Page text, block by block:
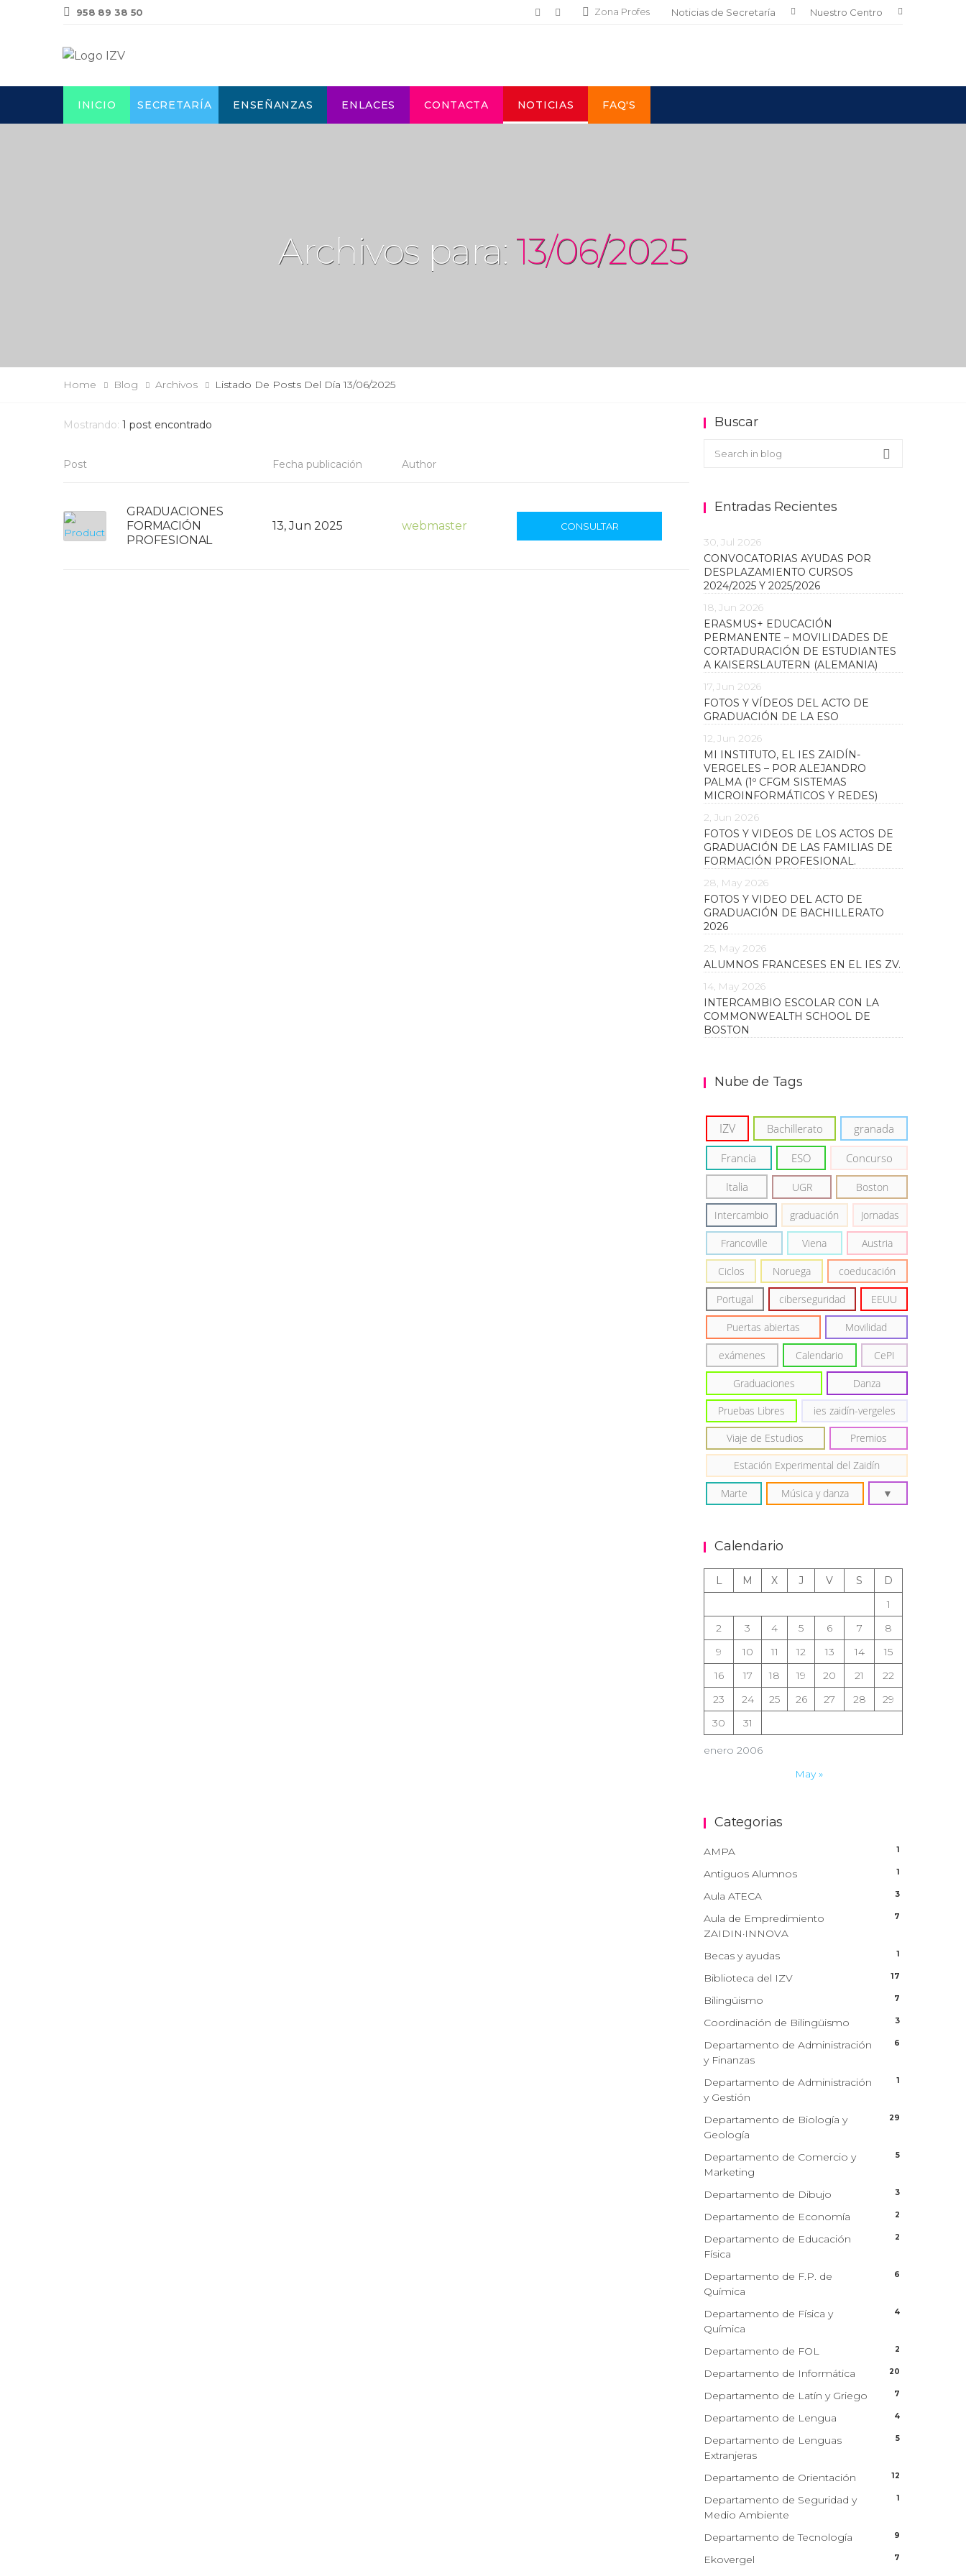
958 89 38 50 Zona Profes Noticias de Secretaría Nuestro Centro
INICIO SECRETARÍA ENSEÑANZAS ENLACES CONTACTA NOTICIAS FAQ'S
Archivos para: 13/06/2025
Home Blog Archivos Listado De Posts Del Día 13/06/2025
Mostrando: 1 post encontrado
Post Fecha publicación Author
GRADUACIONES
FORMACIÓN
PROFESIONAL
13, Jun 2025 webmaster CONSULTAR
Buscar
Buscar en el blog
Search
Entradas Recientes
30, Jul 2026
CONVOCATORIAS AYUDAS POR
DESPLAZAMIENTO CURSOS
2024/2025 Y 2025/2026
18, Jun 2026
ERASMUS+ EDUCACIÓN
PERMANENTE – MOVILIDADES DE
CORTADURACIÓN DE ESTUDIANTES
A KAISERSLAUTERN (ALEMANIA)
17, Jun 2026
FOTOS Y VÍDEOS DEL ACTO DE
GRADUACIÓN DE LA ESO
12, Jun 2026
MI INSTITUTO, EL IES ZAIDÍN-
VERGELES – POR ALEJANDRO
PALMA (1º CFGM SISTEMAS
MICROINFORMÁTICOS Y REDES)
2, Jun 2026
FOTOS Y VIDEOS DE LOS ACTOS DE
GRADUACIÓN DE LAS FAMILIAS DE
FORMACIÓN PROFESIONAL.
28, May 2026
FOTOS Y VIDEO DEL ACTO DE
GRADUACIÓN DE BACHILLERATO
2026
25, May 2026
ALUMNOS FRANCESES EN EL IES ZV.
14, May 2026
INTERCAMBIO ESCOLAR CON LA
COMMONWEALTH SCHOOL DE
BOSTON
Nube de Tags
IZV Bachillerato granada
Francia ESO
Concurso
Italia
UGR Boston
Intercambio graduación Jornadas
Francoville Viena Austria
Ciclos Noruega coeducación
Portugal ciberseguridad EEUU
Puertas abiertas Movilidad
exámenes Calendario CePI
Graduaciones Danza
Pruebas Libres ies zaidín-vergeles
Viaje de Estudios Premios
Estación Experimental del Zaidín
Marte Música y danza
Calendario
enero 2006
L M X J V S
D
1
2
3 4 5 6 7
8
9
10 11 12 13 14
15
16
17 18 19 20 21
22
23
24 25 26 27 28
29
30
31
May »
Categorias
AMPA 1
Antiguos Alumnos 1
Aula ATECA 3
Aula de Empredimiento
ZAIDIN·INNOVA
7
Becas y ayudas 1
Biblioteca del IZV 17
Bilingüismo 7
Coordinación de Bilingüismo 3
Departamento de Administración
y Finanzas
6
Departamento de Administración
y Gestión
1
Departamento de Biología y
Geología
29
Departamento de Comercio y
Marketing
5
Departamento de Dibujo 3
Departamento de Economía 2
Departamento de Educación
Física
2
Departamento de F.P. de
Química
6
Departamento de Física y
Química
4
Departamento de FOL 2
Departamento de Informática 20
Departamento de Latín y Griego 7
Departamento de Lengua 4
Departamento de Lenguas
Extranjeras
5
Departamento de Orientación 12
Departamento de Seguridad y
Medio Ambiente
1
Departamento de Tecnología 9
Ekovergel 7